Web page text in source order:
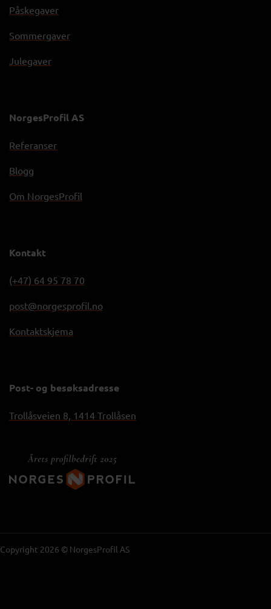
Påskegaver
Sommergaver
Julegaver
NorgesProfil AS
Referanser
Blogg
Om NorgesProfil
Kontakt
(+47) 64 95 78 70
post@norgesprofil.no
Kontaktskjema
Post- og besøksadresse
Trollåsveien 8, 1414 Trollåsen
Copyright 2026 © NorgesProfil AS